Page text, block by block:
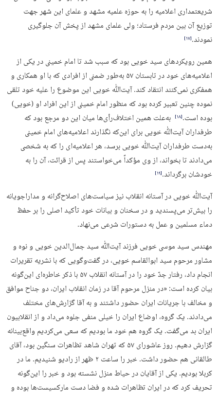
شریعتمداری اعلامیه را به حوزه علمیه مشهد و علمای این شهر جهت
توزیع آن بین مردم فرستاد؛ ولی علمای مشهد از پخش آن جلوگیری
نمودند.‏[۱۷]‎
همین رویکردهای سید خویی بود که سبب شد تا امام خمینی در یکی از
اعلامیه‌های خود در تابستان ۵۷ به‌طور ضمنی از افرادی که با او همکاری و
همفکری نمی‌کنند انتقاد کند. آیت‌ﷲ خویی این موضوع را علیه خود تلقی
نموده چنین تعبیر کرده بود که منظور امام خمینی از این افراد او (خویی)
بوده است.‏[۱۸]‎
به‌علت همین اختلاف‌رأی‌ها میان این دو مرجع بود که
طرفداران آیت‌ﷲ خویی برای این‌که نگذارند اعلامیه‌های امام خمینی
به‌دست طرفداران آیت‌ﷲ خویی برسد، هر اعلامیه‌ای را که به شخصی
می‌دادند تا بخواند، از وی مؤکداً می‌خواستند پس از قرائت، آن را به
خودشان برگرداند.‏[۱۹]‎
آیت‌ﷲ خویی در آستانه انقلاب نیز سیاست‌های اصلاح‌گرانه و مداراجویانه
را بیش‌تر می‌پسندید و در سخنان و بیانات خود تأکید اصلی را بر حفظ
دماء مسلمین و عمل به دستورات شرعی می‌نهاد.
مهندس سید موسی خویی فرزند آیت‌ﷲ سید جمال‌الدین خویی و نوه و
مشاور مرحوم سید ابوالقاسم خویی، در گفت‌وگویی که با نشریه تقریرات
انجام داد، رفتار جدّ خود را در آستانه انقلاب ۵۷ با ذکر خاطره‌ای این‌گونه
بیان کرده است: «در منزل مرحوم آقا در زمان انقلاب ایران، دو جناح موافق
و مخالف با جریانات ایران حضور داشتند و به آقا گزارش‌های مختلف
می‌دادند. یک گروه، اوضاع ایران را خیلی منفی جلوه می‌داد و از انقلابیون
ایران بد می‌گفت. یک گروه هم خود ما بودیم که سعی می‌کردیم واقع‌بینانه
گزارش دهیم. روز عاشورای ۵۷ که تهران شاهد تظاهرات سنگین بود، آقای
طالقانی هم حضور داشت. خبر را ساعت ۲ ظهر از رادیو شنیدیم. ما در
کربلا بودیم. یکی از آقایان در حیاط منزل نشسته بود و خبر را این‌گونه
تحریف کرد که در ایران تظاهرات شده و فضا دست مارکسیست‌ها بوده و